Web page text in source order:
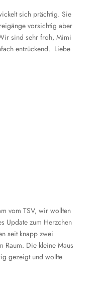
sich prächtig. Sie
vorsichtig aber
sind sehr froh, Mimi
entzückend. Liebe
vom TSV, wir wollten
Update zum Herzchen
seit knapp zwei
Raum. Die kleine Maus
gezeigt und wollte